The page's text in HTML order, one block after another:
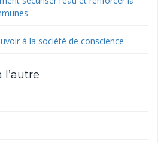
à la société de conscience
l’autre